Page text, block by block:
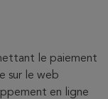
le paiement
sur le web
en ligne